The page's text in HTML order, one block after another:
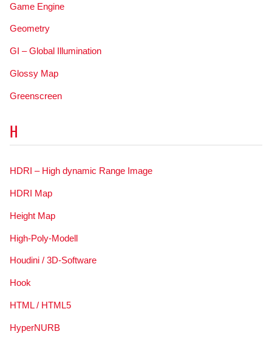
Game Engine
Geometry
GI – Global Illumination
Glossy Map
Greenscreen
H
HDRI – High dynamic Range Image
HDRI Map
Height Map
High-Poly-Modell
Houdini / 3D-Software
Hook
HTML / HTML5
HyperNURB